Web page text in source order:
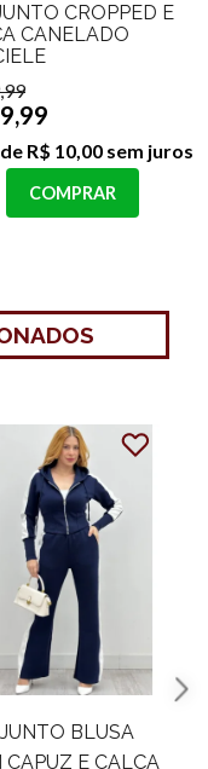
CROPPED E
CANELADO
R$ 10,00 sem juros
COMPRAR
BLUSA
CAPUZ E CALÇA